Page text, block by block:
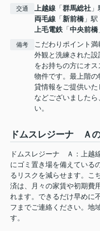
交通 上越線 「群馬総社
両毛線 「新前橋 」
上毛電鉄 「中央前橋
備考
こだわりポイント
外観と洗練された
をお持ちの方にオ
物件です。最上階
貸情報をご提供い
などございました
い。
ドムスレジーナ Ａ
ドムスレジーナ Ａ：上越
にゴミ置き場を備えている
るリスクを減らせます。こ
済は、月々の家賃や初期費
れます。できるだけ早めに
フまでご連絡ください。地
す。